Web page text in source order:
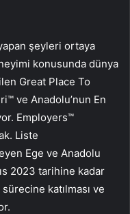
şeyleri ortaya
konusunda dünya
Great Place To
ve Anadolu’nun En
Employers™
Liste
Ege ve Anadolu
2023 tarihine kadar
katılması ve